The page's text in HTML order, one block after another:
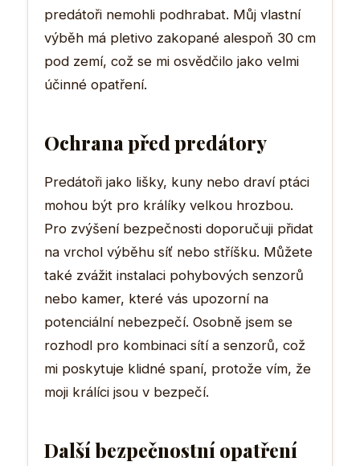
predátoři nemohli podhrabat. Můj vlastní
výběh má pletivo zakopané alespoň 30 cm
pod zemí, což se mi osvědčilo jako velmi
účinné opatření.
Ochrana před predátory
Predátoři jako lišky, kuny nebo draví ptáci
mohou být pro králíky velkou hrozbou.
Pro zvýšení bezpečnosti doporučuji přidat
na vrchol výběhu síť nebo stříšku. Můžete
také zvážit instalaci pohybových senzorů
nebo kamer, které vás upozorní na
potenciální nebezpečí. Osobně jsem se
rozhodl pro kombinaci sítí a senzorů, což
mi poskytuje klidné spaní, protože vím, že
moji králíci jsou v bezpečí.
Další bezpečnostní opatření